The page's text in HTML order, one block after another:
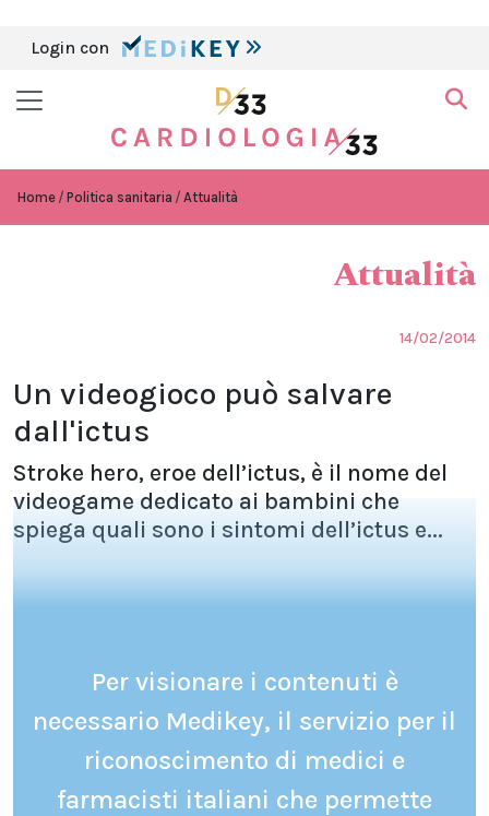
Login con
Home Politica sanitaria Attualità
Attualità
14/02/2014
Un videogioco può salvare
dall'ictus
Stroke hero, eroe dell’ictus, è il nome del
videogame dedicato ai bambini che
spiega quali sono i sintomi dell’ictus e...
Per visionare i contenuti è
necessario Medikey, il servizio per il
riconoscimento di medici e
farmacisti italiani che permette